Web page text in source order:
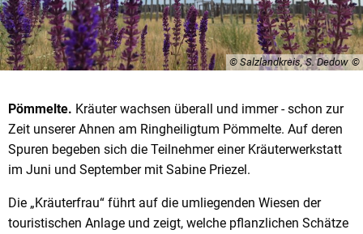
© Salzlandkreis, S. Dedow
Pömmelte. Kräuter wachsen überall und immer - schon zur
Zeit unserer Ahnen am Ringheiligtum Pömmelte. Auf deren
Spuren begeben sich die Teilnehmer einer Kräuterwerkstatt
im Juni und September mit Sabine Priezel.
Die „Kräuterfrau“ führt auf die umliegenden Wiesen der
touristischen Anlage und zeigt, welche pflanzlichen Schätze